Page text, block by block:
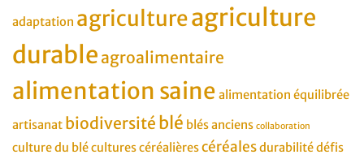
adaptation agricultureagriculture
durable agroalimentaire
alimentation saine alimentation équilibrée
artisanat biodiversité blé blés anciens collaboration
culture du blécultures céréalièrescéréalesdurabilitédéfis